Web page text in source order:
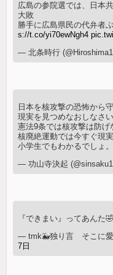
広島の参院選では、日本
大敗
勝手に広島県民の代弁者
s://t.co/yi70ewNgh4
— 北条時行
日本を核攻撃の恐怖から
現実を見つめなおしなさい
憲法9条では核攻撃は防げ
核廃絶運動では今すぐ現
小学生でもわかるでしょ。
— 功山寺決起
『できまい』ってあんた🤣
— tmk🐳独り言 そこに愛
7日